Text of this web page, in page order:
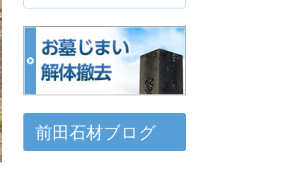
前田石材ブログ